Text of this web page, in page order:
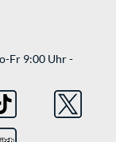
Fr 9:00 Uhr -